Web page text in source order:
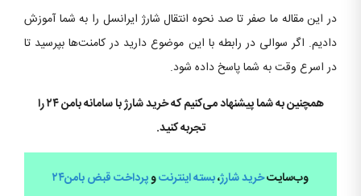
در این مقاله ما صفر تا صد نحوه انتقال شارژ ایرانسل را به شما آموزش
دادیم. اگر سوالی در رابطه با این موضوع دارید در کامنت‌ها بپرسید تا
در اسرع وقت به شما پاسخ داده شود.
همچنین به شما پیشنهاد می‌کنیم که خرید شارژ با سامانه بامن ۲۴ را
تجربه کنید.
وب‌سایتخرید شارژ،بسته اینترنتوپرداخت قبضبامن۲۴